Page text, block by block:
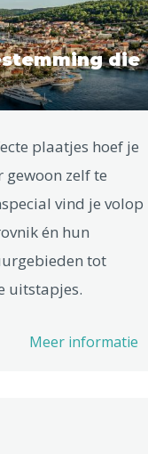
die
plaatjes hoef je
gewoon zelf te
vind je volop
én hun
tot
uitstapjes.
Meer informatie